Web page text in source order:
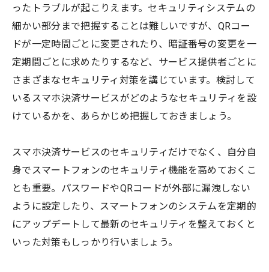
ったトラブルが起こりえます。セキュリティシステムの
細かい部分まで把握することは難しいですが、QRコー
ドが一定時間ごとに変更されたり、暗証番号の変更を一
定期間ごとに求めたりするなど、サービス提供者ごとに
さまざまなセキュリティ対策を講じています。検討して
いるスマホ決済サービスがどのようなセキュリティを設
けているかを、あらかじめ把握しておきましょう。
スマホ決済サービスのセキュリティだけでなく、自分自
身でスマートフォンのセキュリティ機能を高めておくこ
とも重要。パスワードやQRコードが外部に漏洩しない
ように設定したり、スマートフォンのシステムを定期的
にアップデートして最新のセキュリティを整えておくと
いった対策もしっかり行いましょう。